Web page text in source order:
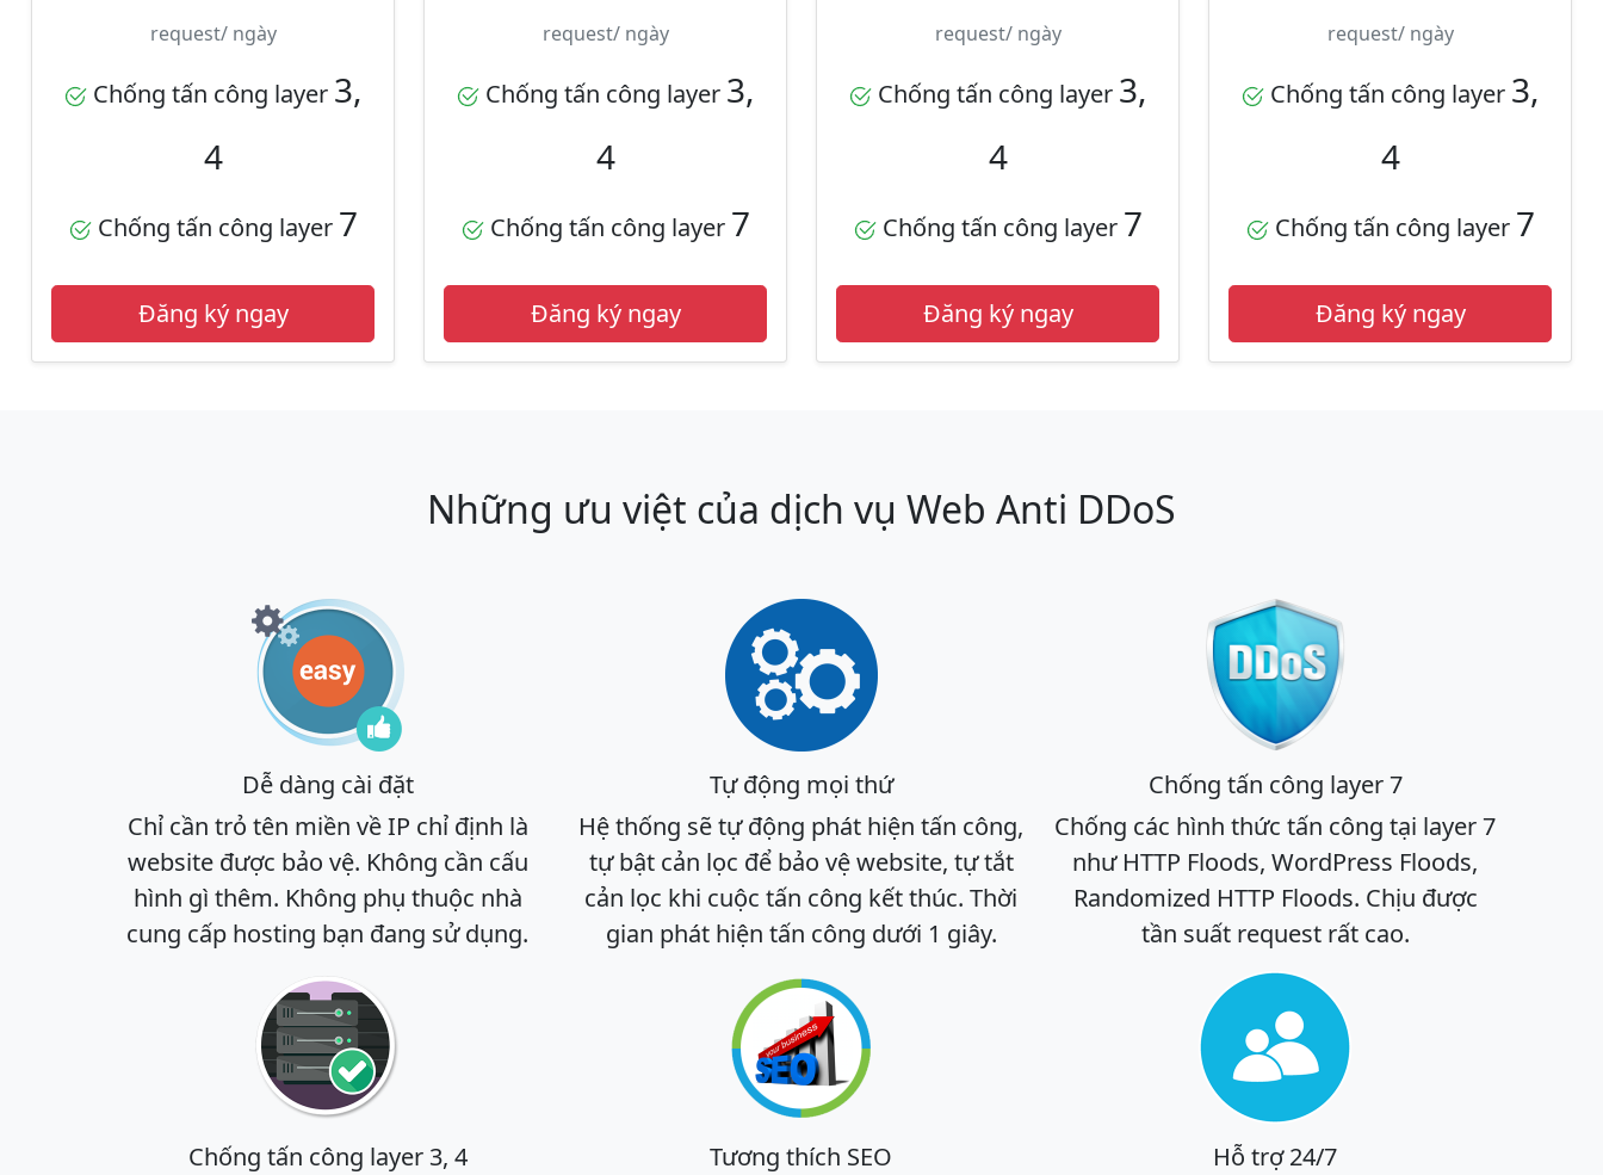
request/ ngày
Chống tấn công layer 3,
4
Chống tấn công layer 7
Đăng ký ngay
request/ ngày
Chống tấn công layer 3,
4
Chống tấn công layer 7
Đăng ký ngay
request/ ngày
Chống tấn công layer 3,
4
Chống tấn công layer 7
Đăng ký ngay
request/ ngày
Chống tấn công layer 3,
4
Chống tấn công layer 7
Đăng ký ngay
Những ưu việt của dịch vụ Web Anti DDoS
Dễ dàng cài đặt
Chỉ cần trỏ tên miền về IP chỉ định là
website được bảo vệ. Không cần cấu
hình gì thêm. Không phụ thuộc nhà
cung cấp hosting bạn đang sử dụng.
Tự động mọi thứ
Hệ thống sẽ tự động phát hiện tấn công,
tự bật cản lọc để bảo vệ website, tự tắt
cản lọc khi cuộc tấn công kết thúc. Thời
gian phát hiện tấn công dưới 1 giây.
Chống tấn công layer 7
Chống các hình thức tấn công tại layer 7
như HTTP Floods, WordPress Floods,
Randomized HTTP Floods. Chịu được
tần suất request rất cao.
Chống tấn công layer 3, 4
Tương thích SEO
Hỗ trợ 24/7